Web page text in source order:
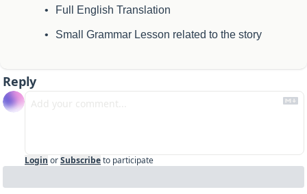
Full English Translation
Small Grammar Lesson related to the story
Reply
Login orSubscribeto participate